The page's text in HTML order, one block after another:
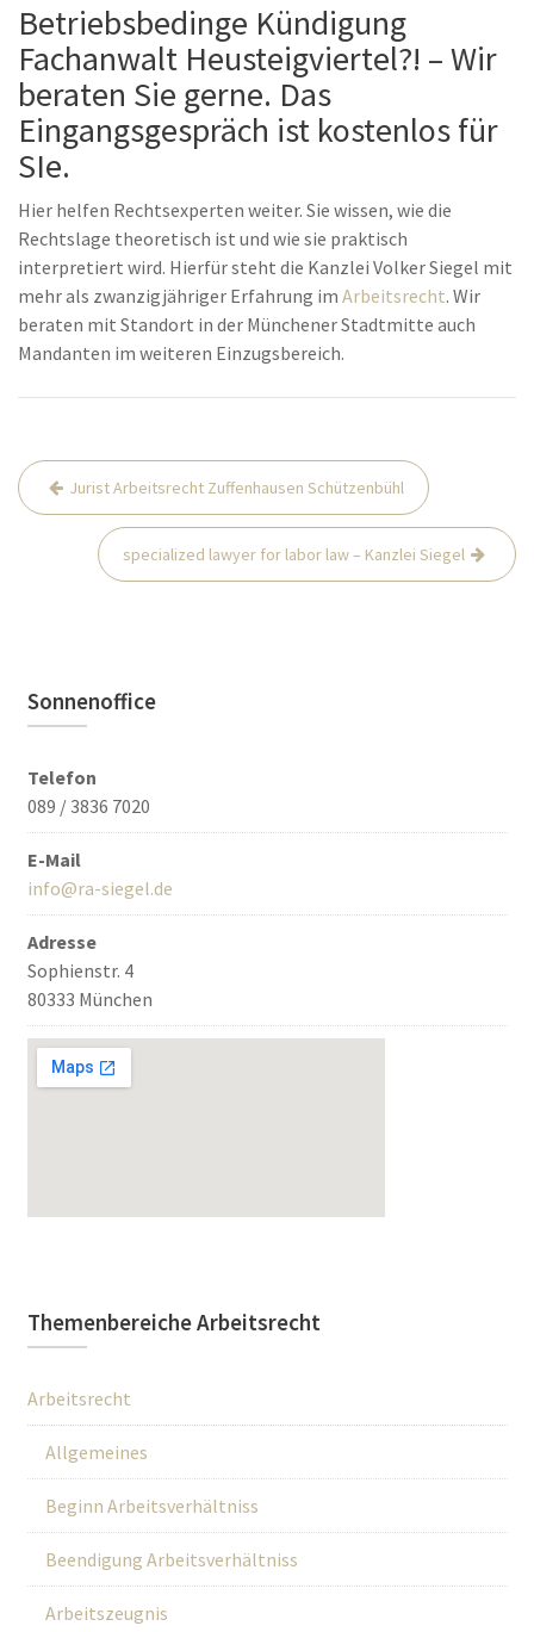
Betriebsbedinge Kündigung
Fachanwalt Heusteigviertel?! – Wir
beraten Sie gerne. Das
Eingangsgespräch ist kostenlos für
SIe.
Hier helfen Rechtsexperten weiter. Sie wissen, wie die
Rechtslage theoretisch ist und wie sie praktisch
interpretiert wird. Hierfür steht die Kanzlei Volker Siegel mit
mehr als zwanzigjähriger Erfahrung im Arbeitsrecht. Wir
beraten mit Standort in der Münchener Stadtmitte auch
Mandanten im weiteren Einzugsbereich.
Beitrags-
Navigation
Jurist Arbeitsrecht Zuffenhausen Schützenbühl
specialized lawyer for labor law – Kanzlei Siegel
Sonnenoffice
Telefon
089 / 3836 7020
E-Mail
info@ra-siegel.de
Adresse
Sophienstr. 4
80333 München
Themenbereiche Arbeitsrecht
Arbeitsrecht
Allgemeines
Beginn Arbeitsverhältniss
Beendigung Arbeitsverhältniss
Arbeitszeugnis